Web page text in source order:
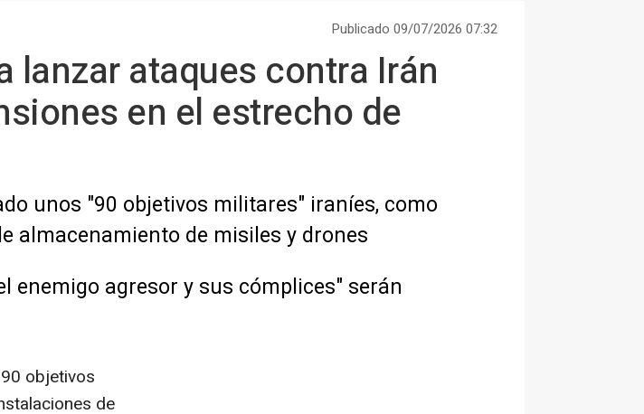
Publicado 09/07/2026 07:32
lanzar ataques contra Irán
en el estrecho de
unos "90 objetivos militares" iraníes, como
almacenamiento de misiles y drones
enemigo agresor y sus cómplices" serán
objetivos
de